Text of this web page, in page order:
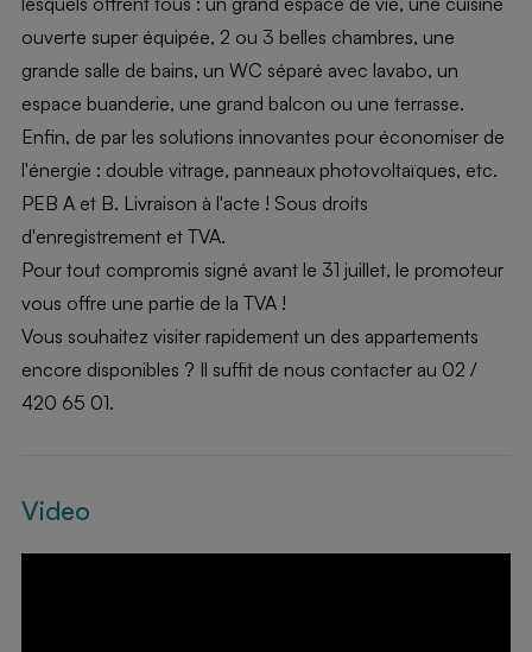
ouverte super équipée, 2 ou 3 belles chambres, une
grande salle de bains, un WC séparé avec lavabo, un
espace buanderie, une grand balcon ou une terrasse.
Enfin, de par les solutions innovantes pour économiser de
l'énergie : double vitrage, panneaux photovoltaïques, etc.
PEB A et B. Livraison à l'acte ! Sous droits
d'enregistrement et TVA.
Pour tout compromis signé avant le 31 juillet, le promoteur
vous offre une partie de la TVA !
Vous souhaitez visiter rapidement un des appartements
encore disponibles ? Il suffit de nous contacter au 02 /
420 65 01.
Video